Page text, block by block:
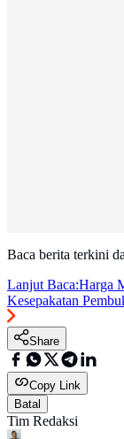
Baca berita terkini
Lanjut Baca:Harga
Kesepakatan
Share
Copy Link
Batal
Tim Redaksi